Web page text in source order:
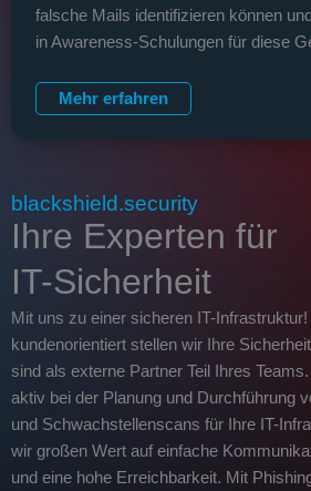
falsche Mails identifizieren können
in Awareness-Schulungen für diese
Mehr erfahren
blackshield.security
Ihre Experten für
IT-Sicherheit
Mit uns zu einer sicheren IT-Infrastruktur!
kundenorientiert stellen wir Ihre
sind als externe Partner Teil Ihres
aktiv bei der Planung und Durchführung
und Schwachstellenscans für Ihre IT-
wir großen Wert auf einfache
und eine hohe Erreichbarkeit. Mit